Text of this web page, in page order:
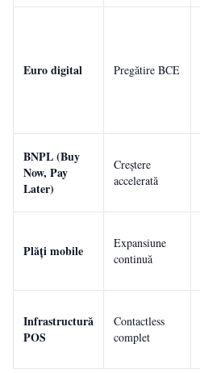
Euro digital Pregătire BCE
BNPL (Buy
Now, Pay
Later)
Creștere
accelerată
Plăți mobile
Expansiune
continuă
Infrastructură
POS
Contactless
complet